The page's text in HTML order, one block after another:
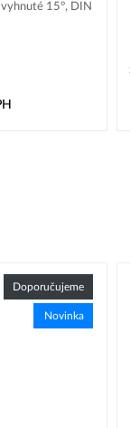
15°, DIN
Doporučujeme
Novinka